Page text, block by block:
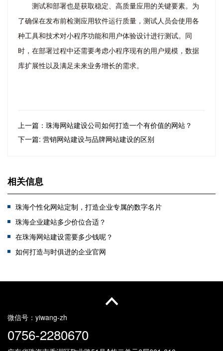
测试和部署也是获取稳定、高质量应用的关键要素。为
了确保在发布前检测应用软件运行质量，测试人员会使用各
种工具和技术对小程序功能和用户体验设计进行测试。同
时，在部署过程中还需要考虑小程序现有的用户规模，数据
库扩展性以及满足未来业务增长的需求。
上一篇：珠海网站建设公司如何打造一个有价值的网站？
下一篇: 营销网站建设与品牌网站建设的区别
相关信息
珠海个性化网站定制，打造企业专属的数字名片
珠海企业建站多少价位合适？
在珠海网站建设需要多少钱呢？
如何打造与时俱进的企业官网
AI写代码时代，你的网站更需要专业团队的"匠心护航"
珠海企业如何找一家靠谱的珠海网站制作公司建站？
微信号： yiwang-zh
0756-2280670